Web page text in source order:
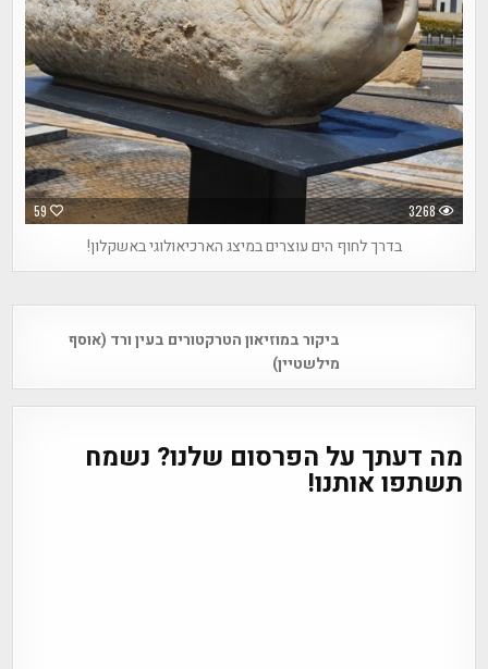
59 3268
בדרך לחוף הים עוצרים במיצג הארכיאולוגי באשקלון!
navigationביקור במוזיאון הטרקטורים בעין ורד (אוסף
מילשטיין)
מה דעתך על הפרסום שלנו? נשמח
תשתפו אותנו!